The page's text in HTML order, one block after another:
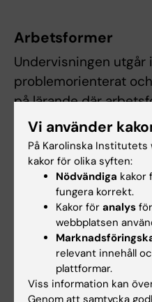
Arbetsformer
Undervisningen utgår
problemorienterat
på lärande där
förutsättning för att
ansvar för sitt
används är
grupparbeten,
/färdighetsträning
utbildning (VFU).
färdighetsträning är
Den
förlagd till
Vi använder
På Karolinska
kakor för olika syften:
Nödvändiga kakor
fungera korrekt.
Kakor för analys
webbplatsen
relevant innehåll
plattformar.
Viss information kan
Genom att samtycka